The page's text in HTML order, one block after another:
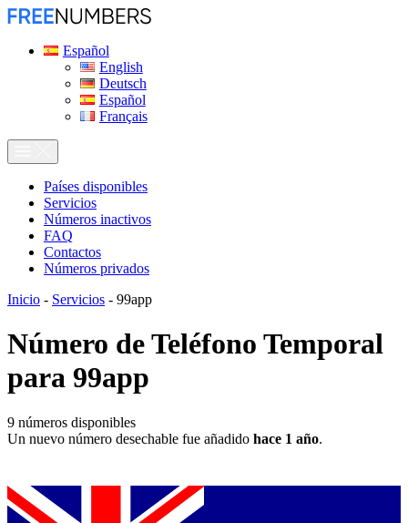
Español
English
Deutsch
Español
Français
Países disponibles
Servicios
Números inactivos
FAQ
Contactos
Números privados
Inicio - Servicios - 99app
Número de Teléfono Temporal
para 99app
9 números disponibles
Un nuevo número desechable fue añadido hace 1 año.